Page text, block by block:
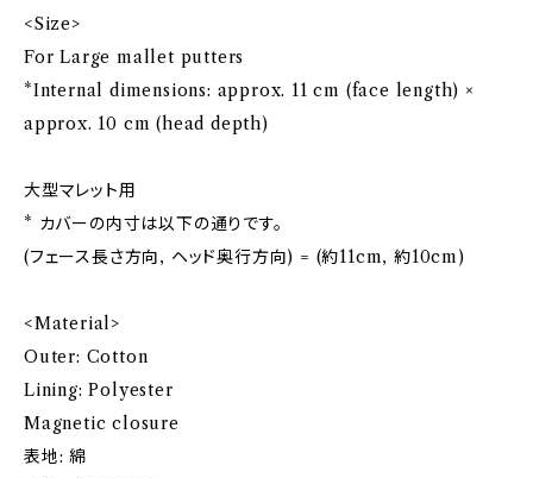
<Size>
For Large mallet putters
*Internal dimensions: approx. 11 cm (face length) ×
approx. 10 cm (head depth)
大型マレット用
* カバーの内寸は以下の通りです。
(フェース長さ方向, ヘッド奥行方向) = (約11cm, 約10cm)
<Material>
Outer: Cotton
Lining: Polyester
Magnetic closure
表地: 綿